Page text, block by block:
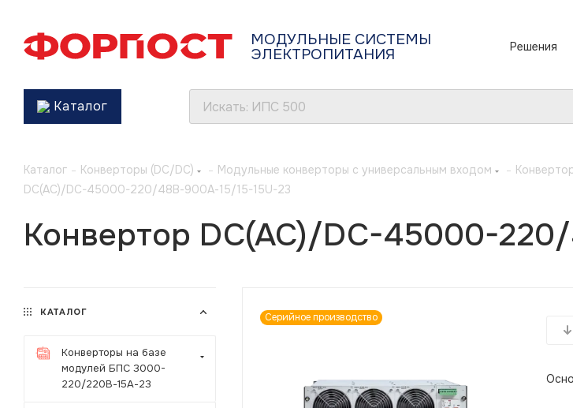
МОДУЛЬНЫЕ СИСТЕМЫ
ЭЛЕКТРОПИТАНИЯ Решения
Каталог
Каталог - Конверторы (DC/DC) - Модульные конверторы с универсальным входом -
DC(AC)/DC-45000-220/48В-900А-15/15-15U-23
Конвертор DC(AC)/DC-45000-
Серийное производство
КАТАЛОГ
Конверторы на базе
модулей БПС 3000-
220/220В-15А-23